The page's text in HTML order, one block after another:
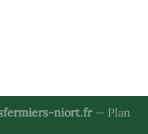
niort.fr— Plan